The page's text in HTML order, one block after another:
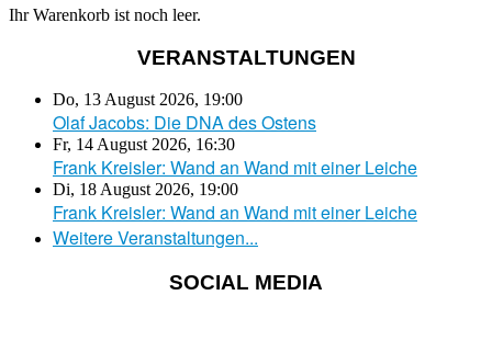
Ihr Warenkorb ist noch leer.
VERANSTALTUNGEN
Do, 13 August 2026, 19:00
Olaf Jacobs: Die DNA des Ostens
Fr, 14 August 2026, 16:30
Frank Kreisler: Wand an Wand mit einer Leiche
Di, 18 August 2026, 19:00
Frank Kreisler: Wand an Wand mit einer Leiche
Weitere Veranstaltungen...
SOCIAL MEDIA